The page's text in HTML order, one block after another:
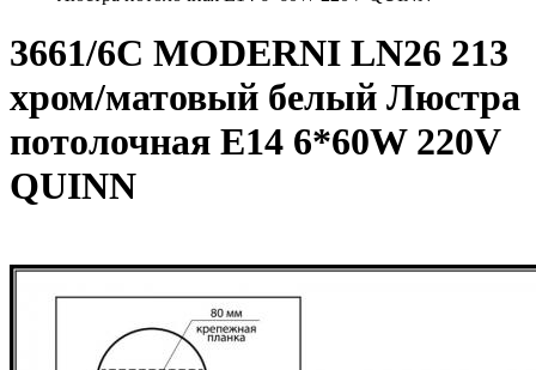
3661/6C MODERNI LN26 213
хром/матовый белый Люстра
потолочная E14 6*60W 220V
QUINN